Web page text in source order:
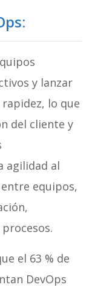
y lanzar
lo que
del cliente y
agilidad al
equipos,
el 63 % de
DevOps